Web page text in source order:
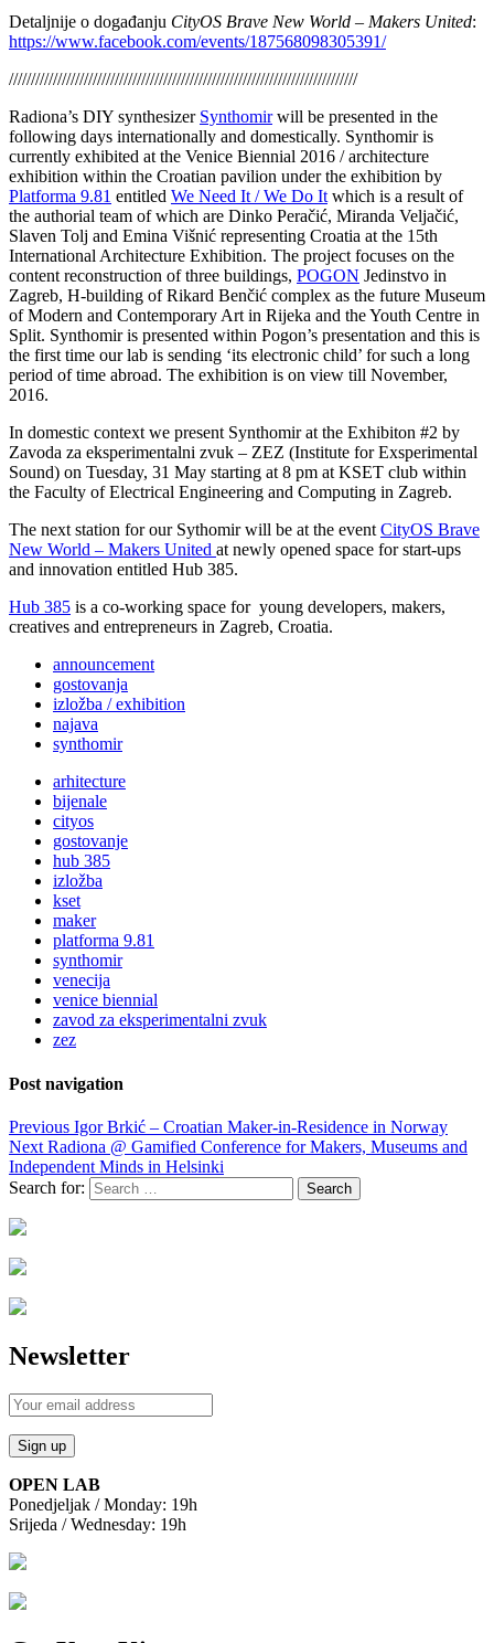
Detaljnije o događanju CityOS Brave New World – Makers United:
https://www.facebook.com/events/187568098305391/
///////////////////////////////////////////////////////////////////////////////
Radiona’s DIY synthesizer Synthomirwill be presented in the
following days internationally and domestically. Synthomir is
currently exhibited at the Venice Biennial 2016 / architecture
exhibition within the Croatian pavilion under the exhibition by
Platforma 9.81 entitled We Need It / We Do Itwhich is a result of
the authorial team of which are Dinko Peračić, Miranda Veljačić,
Slaven Tolj and Emina Višnić representing Croatia at the 15th
International Architecture Exhibition. The project focuses on the
content reconstruction of three buildings, POGON Jedinstvo in
Zagreb, H-building of Rikard Benčić complex as the future Museum
of Modern and Contemporary Art in Rijeka and the Youth Centre in
Split. Synthomir is presented within Pogon’s presentation and this is
the first time our lab is sending ‘its electronic child’ for such a long
period of time abroad. The exhibition is on view till November,
2016.
In domestic context we present Synthomir at the Exhibiton #2 by
Zavoda za eksperimentalni zvuk – ZEZ (Institute for Exsperimental
Sound) on Tuesday, 31 May starting at 8 pm at KSET club within
the Faculty of Electrical Engineering and Computing in Zagreb.
The next station for our Sythomir will be at the eventCityOS Brave
New World – Makers United at newly opened space for start-ups
and innovation entitled Hub 385.
Hub 385 is a co-working space for young developers, makers,
creatives and entrepreneurs in Zagreb, Croatia.
announcement
gostovanja
izložba / exhibition
najava
synthomir
arhitecture
bijenale
cityos
gostovanje
hub 385
izložba
kset
maker
platforma 9.81
synthomir
venecija
venice biennial
zavod za eksperimentalni zvuk
zez
Post navigation
Previous Igor Brkić – Croatian Maker-in-Residence in Norway
Next Radiona @ Gamified Conference for Makers, Museums and
Independent Minds in Helsinki
Search for:
Newsletter
OPEN LAB
Ponedjeljak / Monday: 19h
Srijeda / Wednesday: 19h